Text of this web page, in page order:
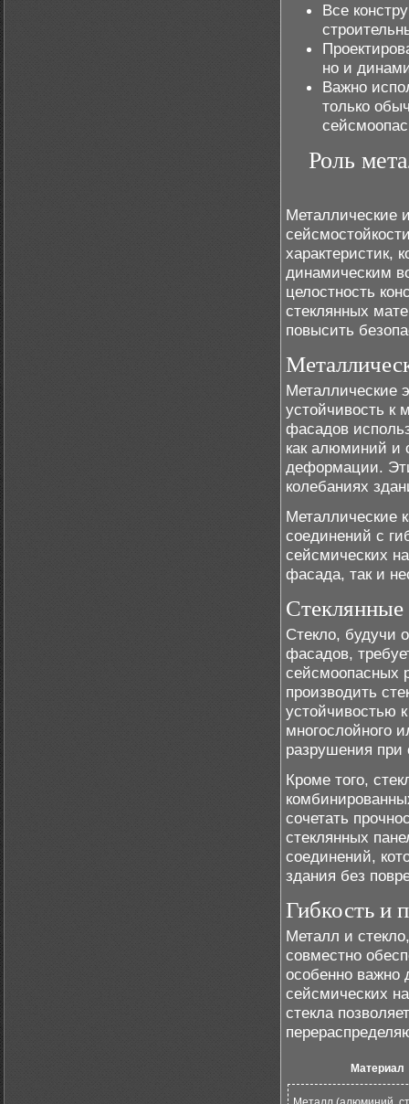
Все
но и
Важно
только
Роль
Металлические
характеристик,
динамическим
целостность
стеклянных
повысить
Металлические
устойчивость к
фасадов
как алюминий и
деформации.
колебаниях
Металлические
соединений с
сейсмических
фасада, так и
Стеклянные
Стекло, будучи
фасадов,
сейсмоопасных
производить
устойчивостью
многослойного
разрушения при
Кроме того,
сочетать
стеклянных
соединений,
здания без
Гибкость и
Металл и
совместно
особенно важно
сейсмических
стекла
Материал